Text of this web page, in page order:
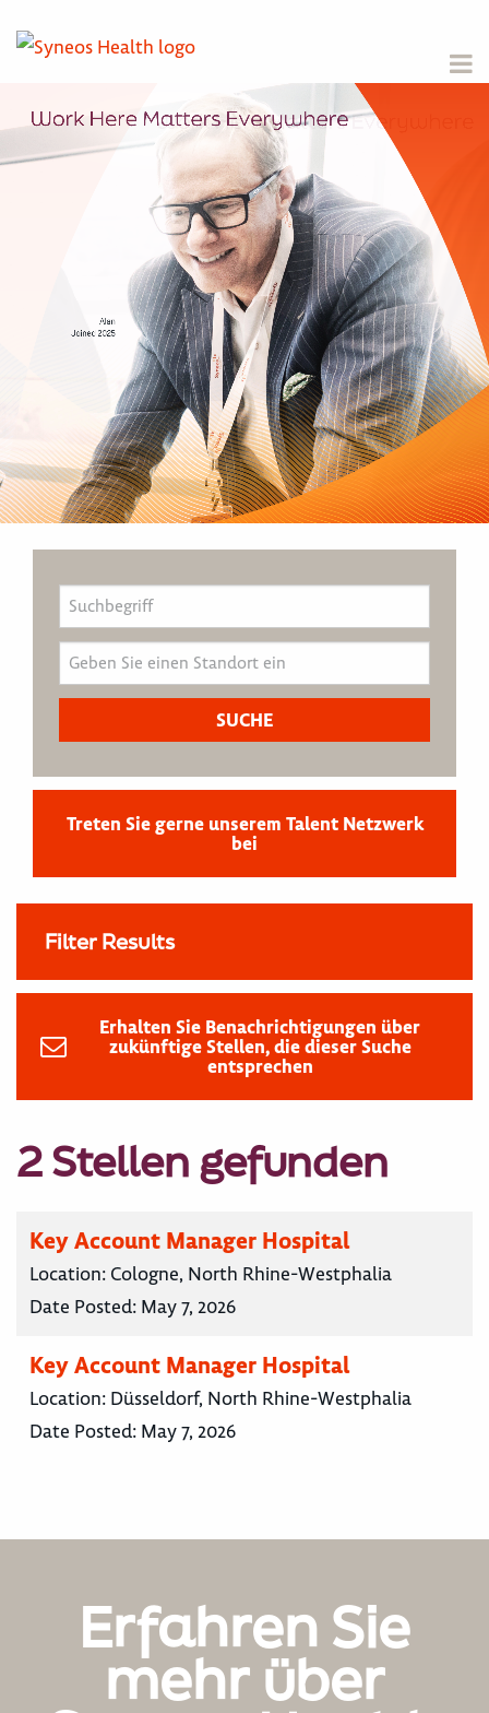
Treten Sie gerne unserem Talent Netzwerk
bei
Filter Results
Erhalten Sie Benachrichtigungen über
zukünftige Stellen, die dieser Suche
entsprechen
2 Stellen gefunden
Key Account Manager Hospital
Location: Cologne, North Rhine-Westphalia
Date Posted: May 7, 2026
Key Account Manager Hospital
Location: Düsseldorf, North Rhine-Westphalia
Date Posted: May 7, 2026
Erfahren Sie
mehr über